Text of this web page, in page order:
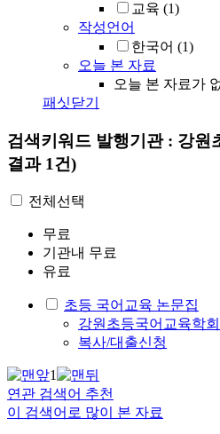
교육 (1)
작성언어
한국어 (1)
오늘 본 자료
오늘 본 자료가
패싯닫기
검색키워드 발행기관 : 강원
결과 1건)
전체선택
무료
기관내 무료
유료
초등 국어교육 논문집
강원초등국어교육학회
복사/대출신청
1
연관 검색어 추천
이 검색어로 많이 본 자료